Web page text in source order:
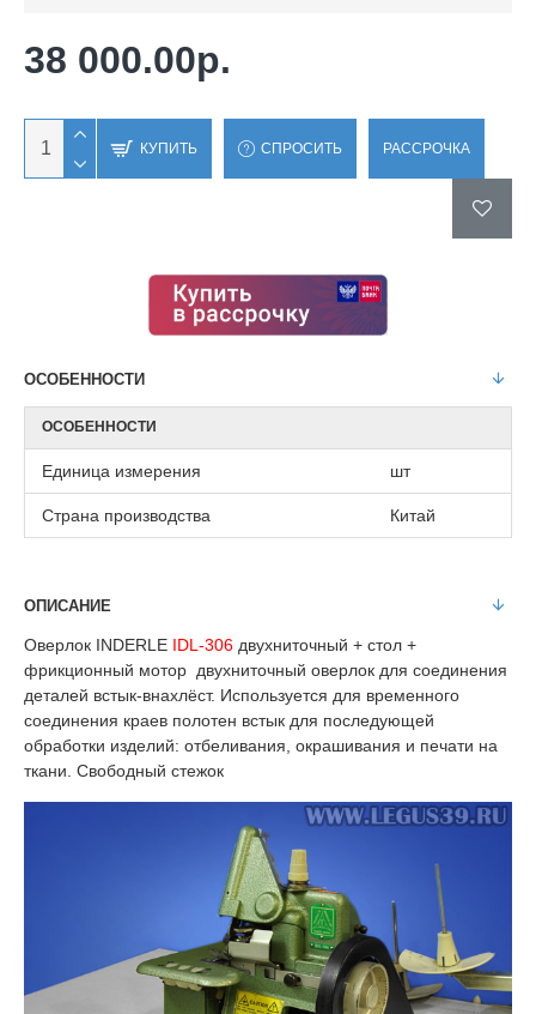
38 000.00р.
КУПИТЬ СПРОСИТЬ РАССРОЧКА
ОСОБЕННОСТИ
ОСОБЕННОСТИ
Единица измерения шт
Страна производства Китай
ОПИСАНИЕ
Оверлок INDERLE IDL-306 двухниточный + стол +
фрикционный мотор двухниточный оверлок для соединения
деталей встык-внахлёст. Используется для временного
соединения краев полотен встык для последующей
обработки изделий: отбеливания, окрашивания и печати на
ткани. Свободный стежок